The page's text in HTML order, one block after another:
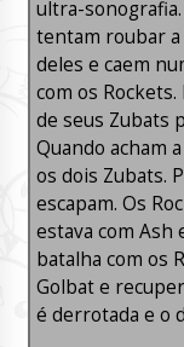
ultra-sonografia.
tentam roubar a
deles e caem
com os
de seus Zubats
Quando acham
os dois Zubats.
escapam. Os
estava com Ash
batalha com os
Golbat e
é derrotada e o